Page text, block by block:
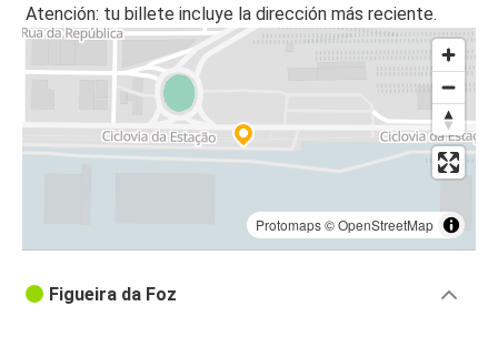
Atención: tu billete incluye la dirección más reciente.
Protomaps©OpenStreetMap
Figueira da Foz